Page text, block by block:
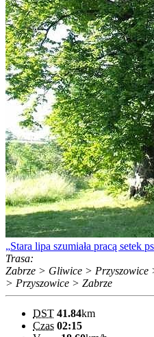
Stara lipa szumiała pracą setek
Trasa:
Zabrze > Gliwice >
> Przyszowice > Zabrze
DST 41.84km
Czas 02:15